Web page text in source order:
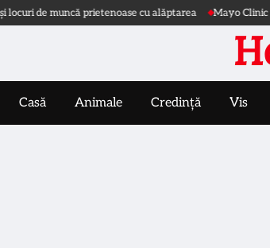
de muncă prietenoase cu alăptarea Mayo Clinic
Casă Animale Credință Vis